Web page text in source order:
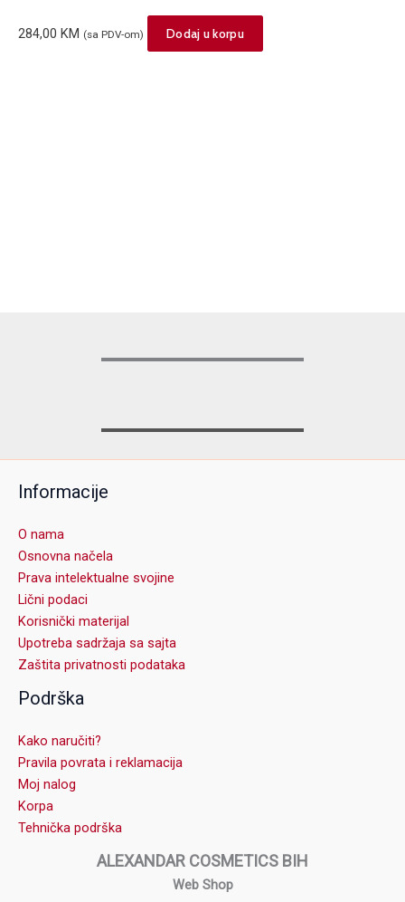
284,00 KM (sa PDV-om) Dodaj u korpu
Informacije
O nama
Osnovna načela
Prava intelektualne svojine
Lični podaci
Korisnički materijal
Upotreba sadržaja sa sajta
Zaštita privatnosti podataka
Podrška
Kako naručiti?
Pravila povrata i reklamacija
Moj nalog
Korpa
Tehnička podrška
ALEXANDAR COSMETICS BIH
Web Shop